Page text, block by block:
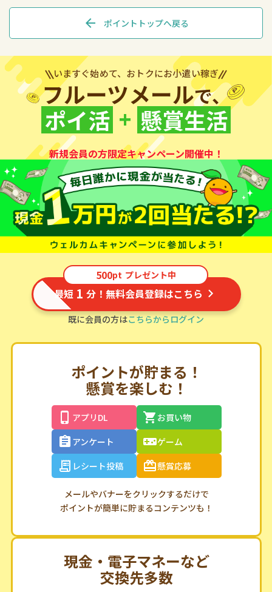
arrow_back ポイントトップへ戻る
いますぐ始めて、おトクにお小遣い稼ぎ
フルーツメールで、
ポイ活 + 懸賞生活
新規会員の方限定キャンペーン開催中！
500pt プレゼント中
最短 1 分！無料会員登録はこちら
既に会員の方はこちらからログイン
ポイントが貯まる！
懸賞を楽しむ！
アプリDL
お買い物
アンケート
ゲーム
レシート投稿
懸賞応募
メールやバナーをクリックするだけで
ポイントが簡単に貯まるコンテンツも！
現金・電子マネーなど
交換先多数